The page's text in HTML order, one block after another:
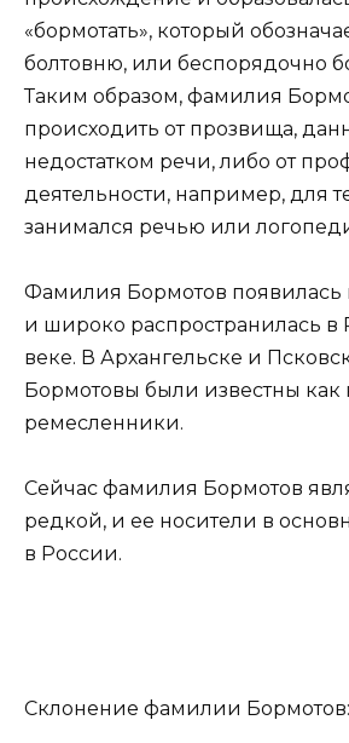
«бормотать», который
болтовню, или беспорядочно
Таким образом, фамилия
происходить от прозвища,
недостатком речи, либо от
деятельности, например, для
занимался речью или
Фамилия Бормотов появилась
и широко распространилась в
веке. В Архангельске и
Бормотовы были известны как
ремесленники.
Сейчас фамилия Бормотов
редкой, и ее носители в
в России.
Склонение фамилии Бормотов: